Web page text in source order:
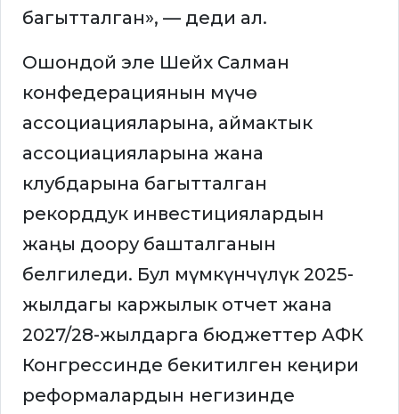
багытталган», — деди ал.
Ошондой эле Шейх Салман
конфедерациянын мүчө
ассоциацияларына, аймактык
ассоциацияларына жана
клубдарына багытталган
рекорддук инвестициялардын
жаңы доору башталганын
белгиледи. Бул мүмкүнчүлүк 2025-
жылдагы каржылык отчет жана
2027/28-жылдарга бюджеттер АФК
Конгрессинде бекитилген кеңири
реформалардын негизинде